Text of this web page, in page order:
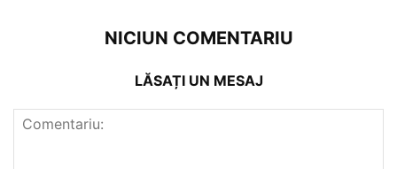
NICIUN COMENTARIU
LĂSAȚI UN MESAJ